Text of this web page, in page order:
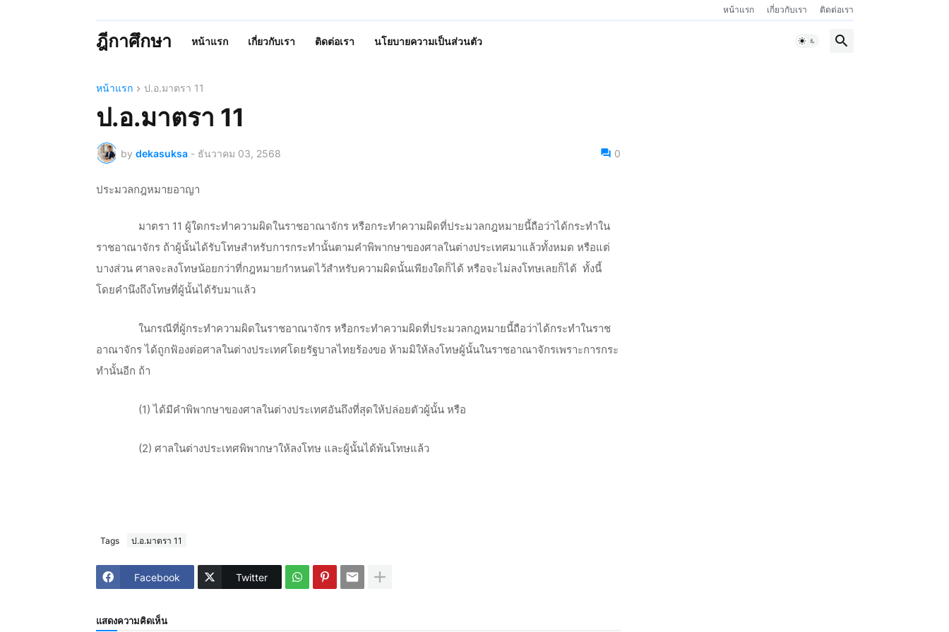
หน้าแรก เกี่ยวกับเรา ติดต่อเรา
ฎีกาศึกษา หน้าแรก เกี่ยวกับเรา ติดต่อเรา นโยบายความเป็นส่วนตัว
หน้าแรก ป.อ.มาตรา 11
ป.อ.มาตรา 11
by dekasuksa - ธันวาคม 03, 2568 0
ประมวลกฎหมายอาญา
มาตรา 11 ผู้ใดกระทำความผิดในราชอาณาจักร หรือกระทำความผิดที่ประมวลกฎหมายนี้ถือว่าได้กระทำใน
ราชอาณาจักร ถ้าผู้นั้นได้รับโทษสำหรับการกระทำนั้นตามคำพิพากษาของศาลในต่างประเทศมาแล้วทั้งหมด หรือแต่
บางส่วน ศาลจะลงโทษน้อยกว่าที่กฎหมายกำหนดไว้สำหรับความผิดนั้นเพียงใดก็ได้ หรือจะไม่ลงโทษเลยก็ได้ ทั้งนี้
โดยคำนึงถึงโทษที่ผู้นั้นได้รับมาแล้ว
ในกรณีที่ผู้กระทำความผิดในราชอาณาจักร หรือกระทำความผิดที่ประมวลกฎหมายนี้ถือว่าได้กระทำในราช
อาณาจักร ได้ถูกฟ้องต่อศาลในต่างประเทศโดยรัฐบาลไทยร้องขอ ห้ามมิให้ลงโทษผู้นั้นในราชอาณาจักรเพราะการกระ
ทำนั้นอีก ถ้า
(1) ได้มีคำพิพากษาของศาลในต่างประเทศอันถึงที่สุดให้ปล่อยตัวผู้นั้น หรือ
(2) ศาลในต่างประเทศพิพากษาให้ลงโทษ และผู้นั้นได้พ้นโทษแล้ว
Tags ป.อ.มาตรา 11
Facebook Twitter
แสดงความคิดเห็น